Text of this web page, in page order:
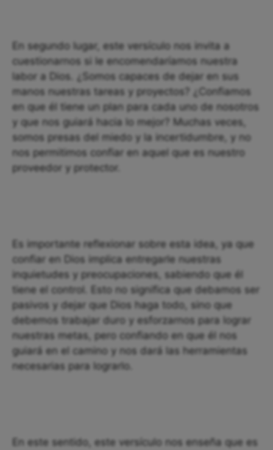
En segundo lugar, este versículo nos invita a
cuestionarnos si le encomendaríamos nuestra
labor a Dios. ¿Somos capaces de dejar en sus
manos nuestras tareas y proyectos? ¿Confiamos
en que él tiene un plan para cada uno de nosotros
y que nos guiará hacia lo mejor? Muchas veces,
somos presas del miedo y la incertidumbre, y no
nos permitimos confiar en aquel que es nuestro
proveedor y protector.
Es importante reflexionar sobre esta idea, ya que
confiar en Dios implica entregarle nuestras
inquietudes y preocupaciones, sabiendo que él
tiene el control. Esto no significa que debamos ser
pasivos y dejar que Dios haga todo, sino que
debemos trabajar duro y esforzarnos para lograr
nuestras metas, pero confiando en que él nos
guiará en el camino y nos dará las herramientas
necesarias para lograrlo.
En este sentido, este versículo nos enseña que es